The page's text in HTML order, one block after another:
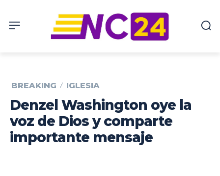
BREAKING IGLESIA
Denzel Washington oye la
voz de Dios y comparte
importante mensaje